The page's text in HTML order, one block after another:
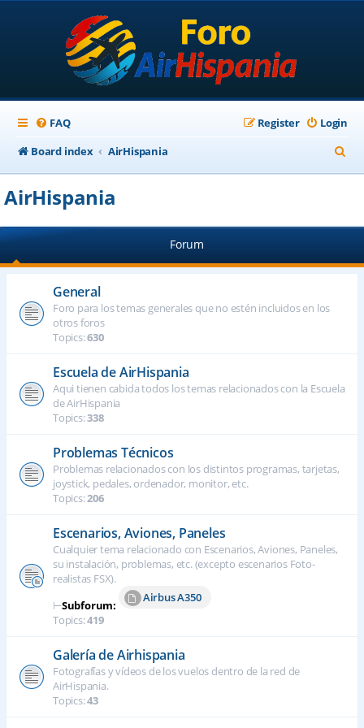
FAQ Login
Register
Board index
AirHispania
e
h
AirHispania
Forum
General
Foro para los temas generales que no estén incluidos en los
otros foros
Topics:630
Escuela de AirHispania
Aqui tienen cabida todos los temas relacionados con la Escuela
de AirHispania
Topics:338
Problemas Técnicos
Problemas relacionados con los distintos programas, tarjetas,
joystick, pedales, ordenador, monitor, etc.
Topics:206
Escenarios, Aviones, Paneles
Cualquier tema relacionado con Escenarios, Aviones, Paneles,
su instalación, problemas, etc. (excepto escenarios Foto-
realistas FSX).
⊢Subforum:
Airbus A350
Topics:419
Galería de Airhispania
Fotografías y vídeos de los vuelos dentro de la red de
AirHispania.
Topics:43